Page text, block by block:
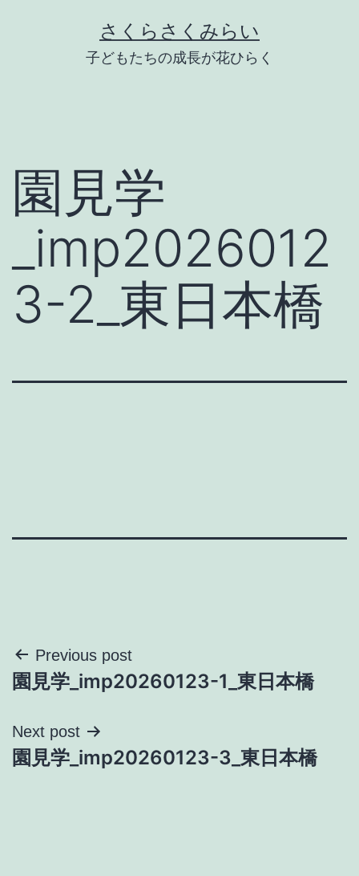
さくらさくみらい
子どもたちの成長が花ひらく
園見学
_imp2026012
3-2_東日本橋
投
稿
ナ
ビ
Previous post
園見学_imp20260123-1_東日本橋
Next post
園見学_imp20260123-3_東日本橋